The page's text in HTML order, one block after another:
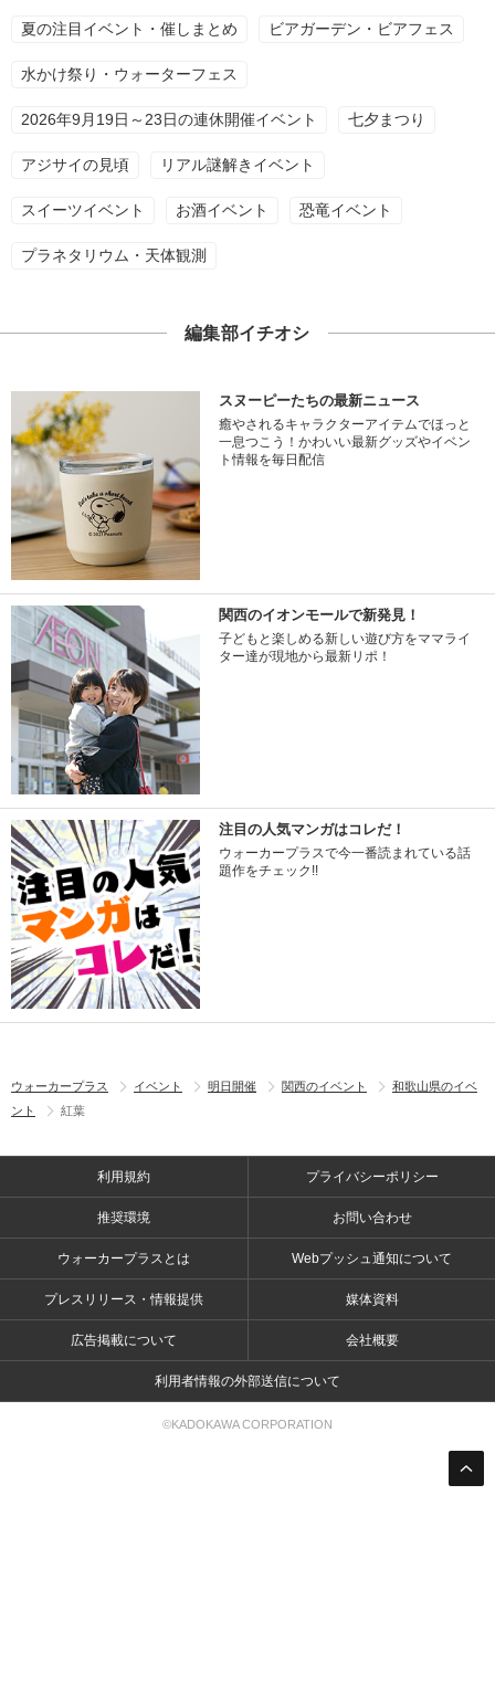
夏の注目イベント・催しまとめ ビアガーデン・ビアフェス
水かけ祭り・ウォーターフェス
2026年9月19日～23日の連休開催イベント 七夕まつり
アジサイの見頃 リアル謎解きイベント
スイーツイベント お酒イベント 恐竜イベント
プラネタリウム・天体観測
編集部イチオシ
スヌーピーたちの最新ニュース
癒やされるキャラクターアイテムでほっと
一息つこう！かわいい最新グッズやイベン
ト情報を毎日配信
関西のイオンモールで新発見！
子どもと楽しめる新しい遊び方をママライ
ター達が現地から最新リポ！
注目の人気マンガはコレだ！
ウォーカープラスで今一番読まれている話
題作をチェック!!
ウォーカープラス イベント 明日開催 関西のイベント
和歌山県のイベ
ント
紅葉
利用規約 プライバシーポリシー
推奨環境 お問い合わせ
ウォーカープラスとは Webプッシュ通知について
プレスリリース・情報提供 媒体資料
広告掲載について 会社概要
利用者情報の外部送信について
©KADOKAWA CORPORATION